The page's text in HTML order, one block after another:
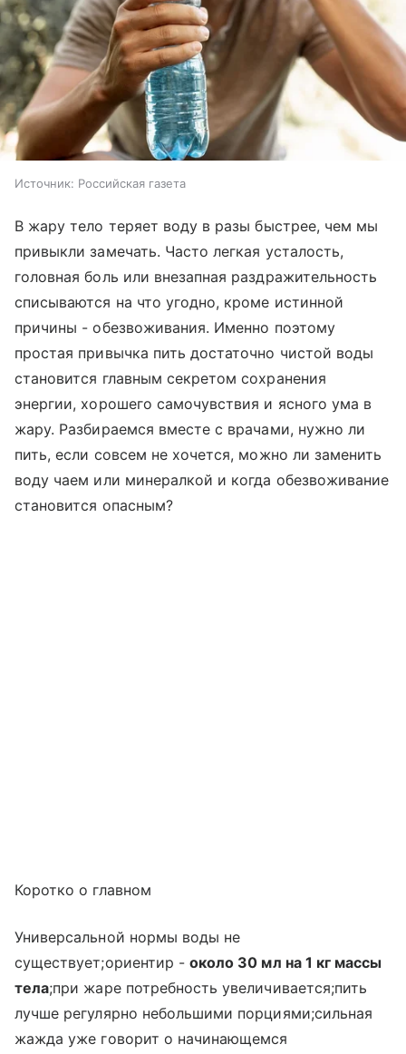
Источник: Российская газета
В жару тело теряет воду в разы быстрее, чем мы
привыкли замечать. Часто легкая усталость,
головная боль или внезапная раздражительность
списываются на что угодно, кроме истинной
причины - обезвоживания. Именно поэтому
простая привычка пить достаточно чистой воды
становится главным секретом сохранения
энергии, хорошего самочувствия и ясного ума в
жару. Разбираемся вместе с врачами, нужно ли
пить, если совсем не хочется, можно ли заменить
воду чаем или минералкой и когда обезвоживание
становится опасным?
Коротко о главном
Универсальной нормы воды не
существует;ориентир -около 30 мл на 1 кг массы
тела;при жаре потребность увеличивается;пить
лучше регулярно небольшими порциями;сильная
жажда уже говорит о начинающемся